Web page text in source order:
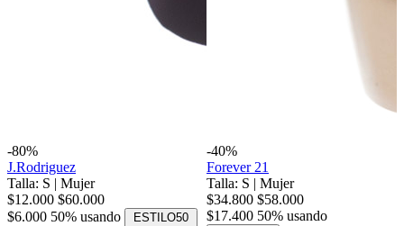
-80%
J.Rodriguez
Talla: S | Mujer
$12.000 $60.000
$6.000 50% usando ESTILO50
-40%
Forever 21
Talla: S | Mujer
$34.800 $58.000
$17.400 50% usando